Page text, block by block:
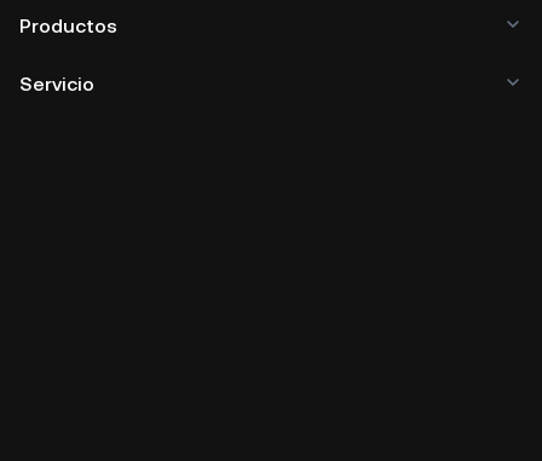
Productos
Servicio